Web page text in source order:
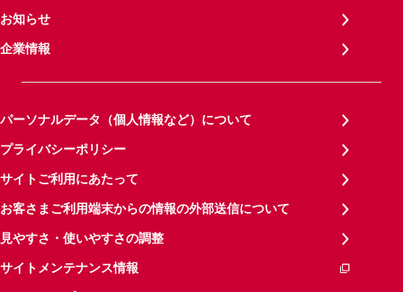
お知らせ
企業情報
パーソナルデータ（個人情報など）について
プライバシーポリシー
サイトご利用にあたって
お客さまご利用端末からの情報の外部送信について
見やすさ・使いやすさの調整
サイトメンテナンス情報